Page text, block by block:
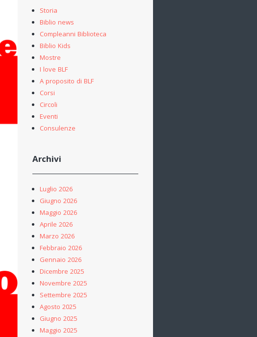
Storia
Biblio news
Compleanni Biblioteca
Biblio Kids
Mostre
I love BLF
A proposito di BLF
Corsi
Circoli
Eventi
Consulenze
Archivi
Luglio 2026
Giugno 2026
Maggio 2026
Aprile 2026
Marzo 2026
Febbraio 2026
Gennaio 2026
Dicembre 2025
Novembre 2025
Settembre 2025
Agosto 2025
Giugno 2025
Maggio 2025